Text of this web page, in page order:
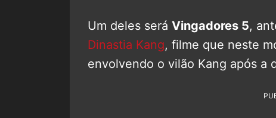
Um deles será Vingadores 5,
Dinastia Kang, filme que neste
envolvendo o vilão Kang após a